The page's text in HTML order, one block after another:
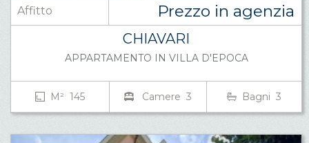
Affitto Prezzo in agenzia
CHIAVARI
APPARTAMENTO IN VILLA D'EPOCA
M² 145 Camere 3 Bagni 3